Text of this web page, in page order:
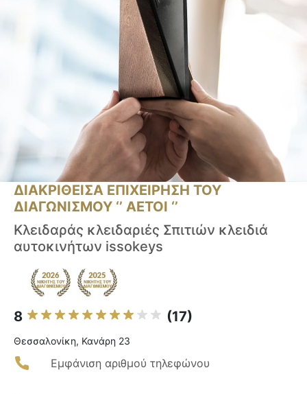
ΔΙΑΚΡΙΘΕΙΣΑ ΕΠΙΧΕΙΡΗΣΗ ΤΟΥ
ΔΙΑΓΩΝΙΣΜΟΥ ‘’ ΑΕΤΟΙ ‘’
Κλειδαράς κλειδαριές Σπιτιών κλειδιά
αυτοκινήτων issokeys
8 (17)
Θεσσαλονίκη, Κανάρη 23
Εμφάνιση αριθμού τηλεφώνου